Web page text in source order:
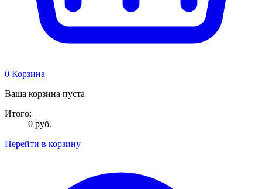
0 Корзина
Ваша корзина пуста
Итого:
0 руб.
Перейти в корзину